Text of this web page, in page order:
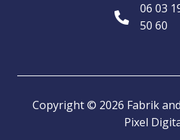
06 03
50 60
Copyright © 2026 Fabrik
Pixel